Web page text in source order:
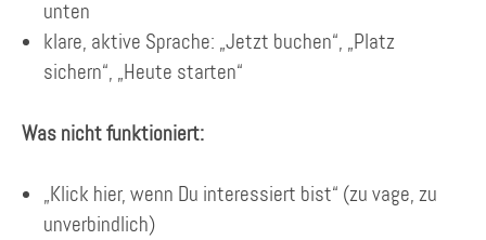
unten
klare, aktive Sprache: „Jetzt buchen“, „Platz
sichern“, „Heute starten“
Was nicht funktioniert:
„Klick hier, wenn Du interessiert bist“ (zu vage, zu
unverbindlich)